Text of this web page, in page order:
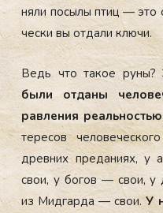
няли по­сылы птиц —
чес­ки вы от­да­ли клю­чи.
Ведь что та­кое ру­ны?
бы­ли от­да­ны
равле­ния
те­ресов
древ­них пре­дани­ях,
свои, у бо­гов — свои, у
из Мид­гарда — свои.У